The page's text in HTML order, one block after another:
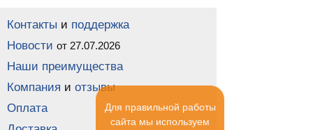
Контакты и поддержка
Новости от 27.07.2026
Наши преимущества
Компания и отзывы
Оплата
Для правильной работы
сайта мы используем